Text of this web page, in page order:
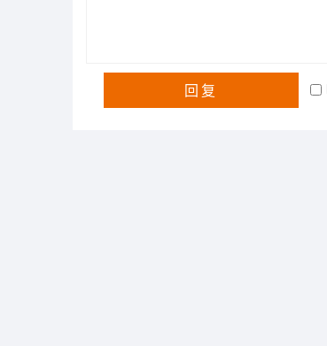
回复